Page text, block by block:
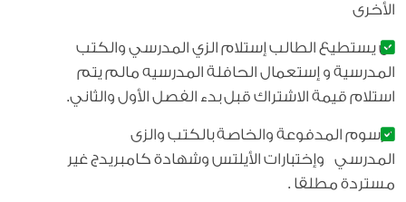
الأخرى
لن يستطيع الطالب إستلام الزي المدرسي والكتب
المدرسية و إستعمال الحافلة المدرسيه مالم يتم
استلام قيمة الاشتراك قبل بدء الفصل الأول والثاني.
الرسوم المدفوعة والخاصة بالكتب والزى
المدرسي وإختبارات الأيلتس وشهادة كامبريدج غير
مستردة مطلقا .